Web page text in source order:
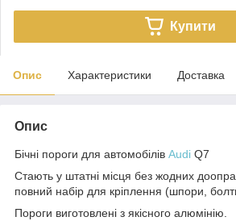
Купити
Опис Характеристики Доставка
Опис
Бічні пороги для автомобілів Audi Q7
Стають у штатні місця без жодних
повний набір для кріплення (шпори,
Пороги виготовлені з якісного алюмінію.